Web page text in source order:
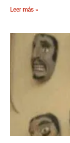
Leer más »